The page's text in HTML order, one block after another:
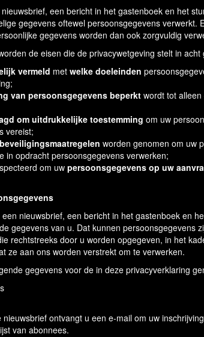
een bericht in het gastenboek en het
gegevens oftewel persoonsgegevens
gegevens worden dan ook zorgvuldig
de eisen die de privacywetgeving stelt in
vermeld met welke doeleinden
van persoonsgegevens beperkt wordt tot
om uitdrukkelijke toestemming om uw
vereist;
worden genomen om uw
in opdracht persoonsgegevens verwerken;
om uw persoonsgegevens op uw
nieuwsbrief, een bericht in het gastenboek en
gegevens van u. Dat kunnen persoonsgegevens
rechtstreeks door u worden opgegeven, in het
ze aan ons worden verstrekt om te verwerken.
gegevens voor de in deze privacyverklaring
nieuwsbrief ontvangt u een e-mail om uw
van abonnees.